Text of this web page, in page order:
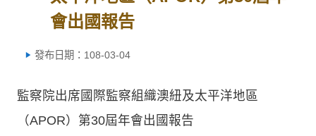
會出國報告
發布日期：108-03-04
監察院出席國際監察組織澳紐及太平洋地區
（APOR）第30屆年會出國報告